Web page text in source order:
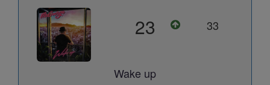
23 33
Wake up